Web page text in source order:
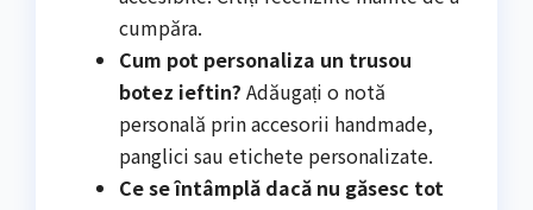
cumpăra.
Cum pot personaliza un trusou
botez ieftin? Adăugați o notă
personală prin accesorii handmade,
panglici sau etichete personalizate.
Ce se întâmplă dacă nu găsesc tot